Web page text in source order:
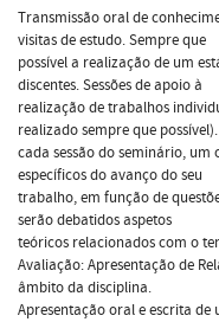
Transmissão oral de
visitas de estudo. Sempre que
possível a realização de um
discentes. Sessões de apoio à
realização de trabalhos
realizado sempre que
cada sessão do seminário,
específicos do avanço do seu
trabalho, em função de
serão debatidos aspetos
teóricos relacionados com o
Avaliação: Apresentação de
âmbito da disciplina.
Apresentação oral e escrita